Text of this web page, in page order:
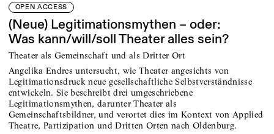
OPEN ACCESS
(Neue) Legitimationsmythen – oder:
Was kann/will/soll Theater alles sein?
Theater als Gemeinschaft und als Dritter Ort
Angelika Endres untersucht, wie Theater angesichts von
Legitimationsdruck neue gesellschaftliche Selbstverständnisse
entwickeln. Sie beschreibt drei umgeschriebene
Legitimationsmythen, darunter Theater als
Gemeinschaftsbildner, und verortet dies im Kontext von Applied
Theatre, Partizipation und Dritten Orten nach Oldenburg.